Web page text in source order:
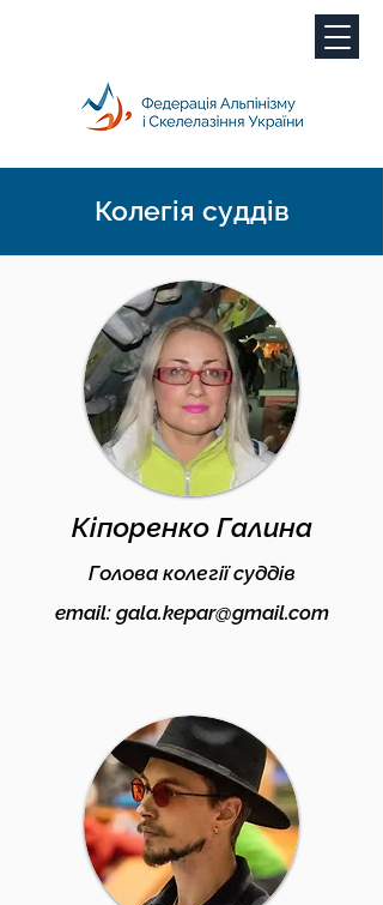
Колегія суддів
Кіпоренко Галина
Голова колегії суддів
email: gala.kepar@gmail.com